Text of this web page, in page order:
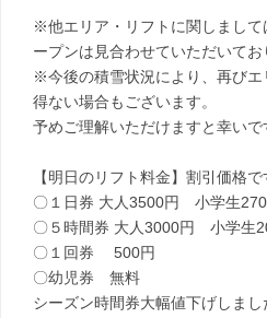
※他エリア・リフトに関しまし
ープンは見合わせていただいてお
※今後の積雪状況により、再び
得ない場合もございます。
予めご理解いただけますと幸いで
【明日のリフト料金】割引価格で
〇１日券 大人3500円 小学生
〇５時間券 大人3000円 小学生
〇１回券 500円
〇幼児券 無料
シーズン時間券大幅値下げしまし